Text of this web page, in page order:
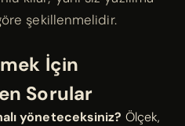
şekillenmelidir.
İçin
Sorular
yöneteceksiniz? Ölçek,